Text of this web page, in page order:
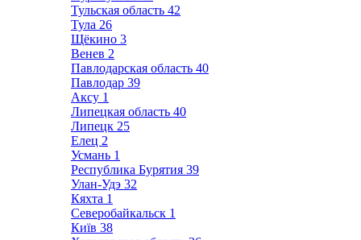
Тульская область 42
Тула 26
Щёкино 3
Венев 2
Павлодарская область 40
Павлодар 39
Аксу 1
Липецкая область 40
Липецк 25
Елец 2
Усмань 1
Республика Бурятия 39
Улан-Удэ 32
Кяхта 1
Северобайкальск 1
Київ 38